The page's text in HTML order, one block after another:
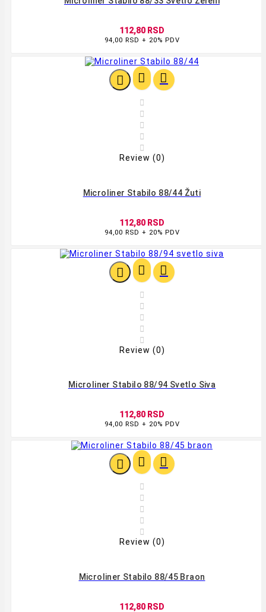
112,80 RSD
94,00 RSD + 20% PDV
  





Review (0)
Microliner Stabilo 88/44 Žuti
112,80 RSD
94,00 RSD + 20% PDV
  





Review (0)
Microliner Stabilo 88/94 Svetlo Siva
112,80 RSD
94,00 RSD + 20% PDV
  





Review (0)
Microliner Stabilo 88/45 Braon
112,80 RSD